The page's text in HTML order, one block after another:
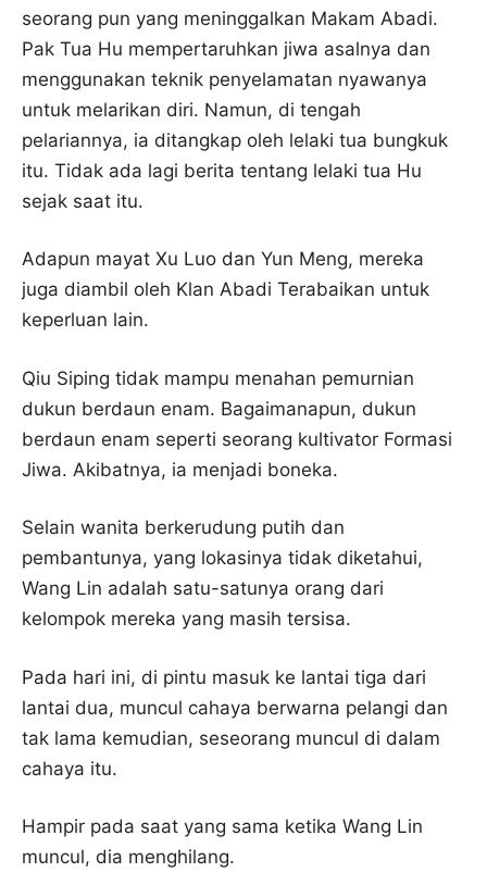
seorang pun yang meninggalkan Makam Abadi.
Pak Tua Hu mempertaruhkan jiwa asalnya dan
menggunakan teknik penyelamatan nyawanya
untuk melarikan diri. Namun, di tengah
pelariannya, ia ditangkap oleh lelaki tua bungkuk
itu. Tidak ada lagi berita tentang lelaki tua Hu
sejak saat itu.
Adapun mayat Xu Luo dan Yun Meng, mereka
juga diambil oleh Klan Abadi Terabaikan untuk
keperluan lain.
Qiu Siping tidak mampu menahan pemurnian
dukun berdaun enam. Bagaimanapun, dukun
berdaun enam seperti seorang kultivator Formasi
Jiwa. Akibatnya, ia menjadi boneka.
Selain wanita berkerudung putih dan
pembantunya, yang lokasinya tidak diketahui,
Wang Lin adalah satu-satunya orang dari
kelompok mereka yang masih tersisa.
Pada hari ini, di pintu masuk ke lantai tiga dari
lantai dua, muncul cahaya berwarna pelangi dan
tak lama kemudian, seseorang muncul di dalam
cahaya itu.
Hampir pada saat yang sama ketika Wang Lin
muncul, dia menghilang.